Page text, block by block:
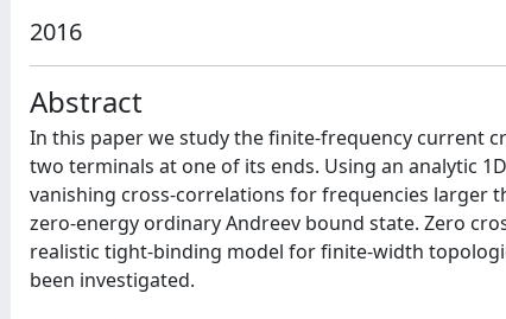
2016
Abstract
In this paper we study the finite-frequency current
two terminals at one of its ends. Using an analytic
vanishing cross-correlations for frequencies larger
zero-energy ordinary Andreev bound state. Zero
realistic tight-binding model for finite-width
been investigated.